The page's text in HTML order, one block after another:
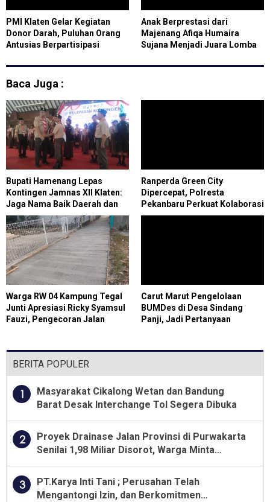
PMI Klaten Gelar Kegiatan
Donor Darah, Puluhan Orang
Antusias Berpartisipasi
Anak Berprestasi dari
Majenang Afiqa Humaira
Sujana Menjadi Juara Lomba
Cilacap
Baca Juga :
Bupati Hamenang Lepas
Kontingen Jamnas XII Klaten:
Jaga Nama Baik Daerah dan
Tunjukkan Karakter Pramuka
Ranperda Green City
Dipercepat, Polresta
Pekanbaru Perkuat Kolaborasi
Wujudkan Kota Hijau
Warga RW 04 Kampung Tegal
Junti Apresiasi Ricky Syamsul
Fauzi, Pengecoran Jalan
Carut Marut Pengelolaan
BUMDes di Desa Sindang
Panji, Jadi Pertanyaan
BERITA POPULER
1
Masyarakat Cikalong Wetan dan Bandung
Barat Desak Interchange Tol Segera Dibuka
2
Proyek Drainase Jalan Provinsi di Purwakarta
Senilai 1,98 Miliar Disorot, Warga Minta
Kualitas Pekerjaan Diawasi Ketat
3
PT.Karya Inti Tani ; Perusahan Telah
Mengantongi Izin, dan Berkomitmen